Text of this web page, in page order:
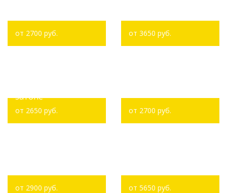
от 2700 руб. от 3650 руб.
затоне
от 2650 руб. от 2700 руб.
от 2900 руб. от 5650 руб.